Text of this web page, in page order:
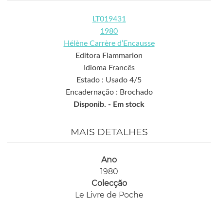
LT019431
1980
Hélène Carrère d’Encausse
Editora Flammarion
Idioma Francês
Estado : Usado 4/5
Encadernação : Brochado
Disponib. - Em stock
MAIS DETALHES
Ano
1980
Colecção
Le Livre de Poche